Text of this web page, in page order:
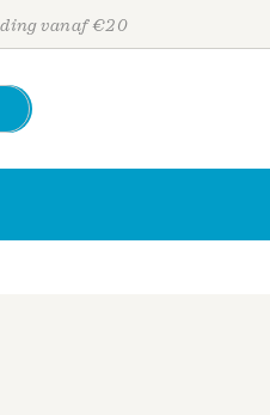
vanaf €20
Personen